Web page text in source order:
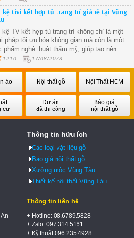
kệ tivi kết hợp tủ trang trí giá rẻ tại Vũng
kệ TV kết hợp tủ trang trí không chỉ là một
pháp tối ưu hóa không gian mà còn là một
phẩm nghệ thuật thẩm mỹ, giúp tạo nên
gian sống ấn tượng và cá tính.
1210 17/08/2023
áo Nội thất gỗ Nội Thất HCM
cư
Dự án
đã thi công
Báo giá
nội thất gỗ
Thông tin hữu ích
Các loại vật liệu gỗ
Báo giá nội thất gỗ
Xưởng mộc Vũng Tàu
Thiết kế nội thất Vũng Tàu
Thông tin liên hệ
+ Hotline: 08.6789.5828
+ Zalo: 097.314.5161
+ Kỹ thuật:096.235.4928